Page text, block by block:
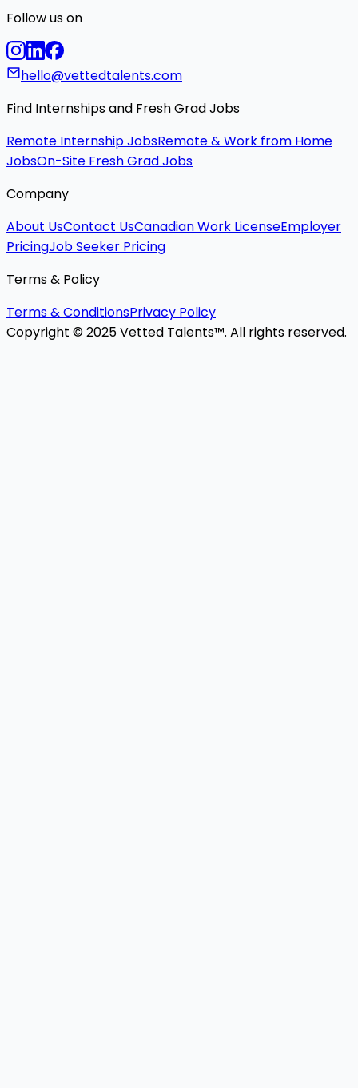
Follow us on
hello@vettedtalents.com
Find Internships and Fresh Grad Jobs
Remote Internship JobsRemote & Work from Home
JobsOn-Site Fresh Grad Jobs
Company
About UsContact UsCanadian Work LicenseEmployer
PricingJob Seeker Pricing
Terms & Policy
Terms & ConditionsPrivacy Policy
Copyright © 2025 Vetted Talents™. All rights reserved.